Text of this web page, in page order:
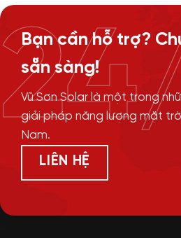
Bạn cần hỗ trợ?
sẵn sàng!
Vũ Sơn Solar là một trong
giải pháp năng lượng mặt
Nam.
LIÊN HỆ